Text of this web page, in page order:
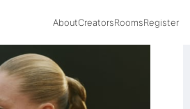
AboutCreatorsRoomsRegister